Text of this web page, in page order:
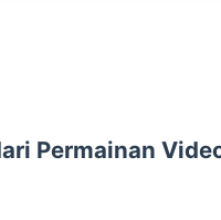
Permainan